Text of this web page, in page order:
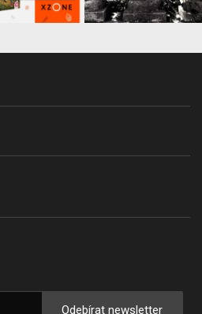
Odebírat newsletter